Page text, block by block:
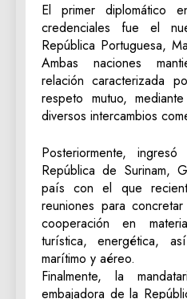
El primer diplomático
credenciales fue el
República Portuguesa,
Ambas naciones
relación caracterizada
respeto mutuo,
diversos intercambios
Posteriormente,
República de Surinam,
país con el que
reuniones para
cooperación en
turística, energética,
marítimo y aéreo.
Finalmente, la
embajadora de la